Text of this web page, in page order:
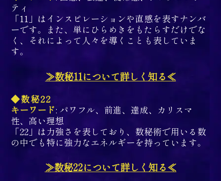
ティ
「11」はインスピレーションや直感を表すナンバ
ーです。また、単にひらめきをもたらすだけでな
く、それによって人々を導くことも表していま
す。
≫数秘11について詳しく知る≪
◆数秘22
キーワード: パワフル、前進、達成、カリスマ
性、高い理想
「22」は力強さを表しており、数秘術で用いる数
の中でも特に強力なエネルギーを持っています。
≫数秘22について詳しく知る≪